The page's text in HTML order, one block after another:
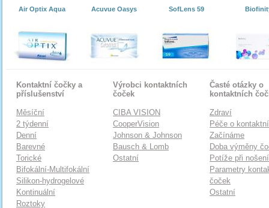
Air Optix Aqua Acuvue Oasys SofLens 59
Kontaktní čočky a
příslušenství
Měsíční
2 týdenní
Denní
Barevné
Torické
Bifokální-Multifokální
Silikon-hydrogelové
Kontinuální
Roztoky
Výrobci kontaktních
čoček
CIBA VISION
CooperVision
Johnson & Johnson
Bausch & Lomb
Ostatní
Časté otázky o
kontaktních
Zdraví
Péče o
Začínáme
Doba výměny
Potíže při
Parametry
čoček
Ostatní